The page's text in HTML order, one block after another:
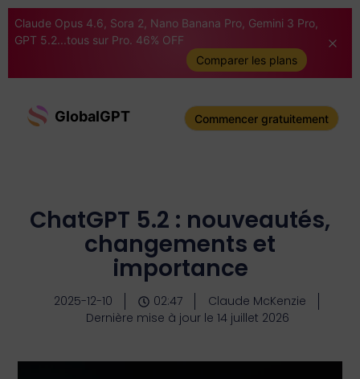
Claude Opus 4.6, Sora 2, Nano Banana Pro, Gemini 3 Pro,
GPT 5.2...tous sur Pro. 46% OFF
Comparer les plans
GlobalGPT Commencer gratuitement
ChatGPT 5.2 : nouveautés,
changements et
importance
2025-12-10 02:47
Claude McKenzie
Dernière mise à jour le 14 juillet 2026